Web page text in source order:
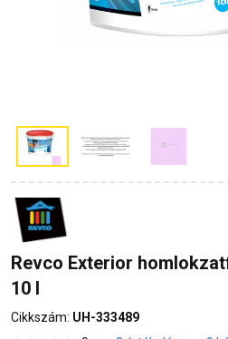
Revco Exterior
10 l
Cikkszám: UH-333489